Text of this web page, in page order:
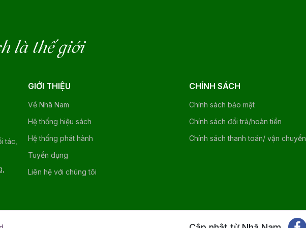
là thế giới
tác,
GIỚI THIỆU
Về Nhã Nam
Hệ thống hiệu sách
Hệ thống phát hành
Tuyển dụng
Liên hệ với chúng tôi
CHÍNH SÁCH
Chính sách bảo mật
Chính sách đổi trả/hoàn tiền
Chính sách thanh toán/ vận chuyển